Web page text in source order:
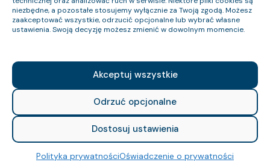
niezbędne, a pozostałe stosujemy wyłącznie za Twoją zgodą. Możesz
zaakceptować wszystkie, odrzucić opcjonalne lub wybrać własne
ustawienia. Swoją decyzję możesz zmienić w dowolnym momencie.
Akceptuj wszystkie
Odrzuć opcjonalne
Dostosuj ustawienia
Polityka prywatnościOświadczenie o prywatności
04-343 Warszawa
+48 22 516 97 77
NIP: 526-021-37-87
REGON: 010560659
KRS: 129682
export@technokabel.com.pl
tech@technokabel.com.pl